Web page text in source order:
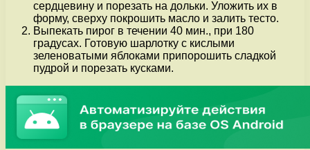
сердцевину и порезать на дольки. Уложить их в
форму, сверху покрошить масло и залить тесто.
Выпекать пирог в течении 40 мин., при 180
градусах. Готовую шарлотку с кислыми
зеленоватыми яблоками припорошить сладкой
пудрой и порезать кусками.